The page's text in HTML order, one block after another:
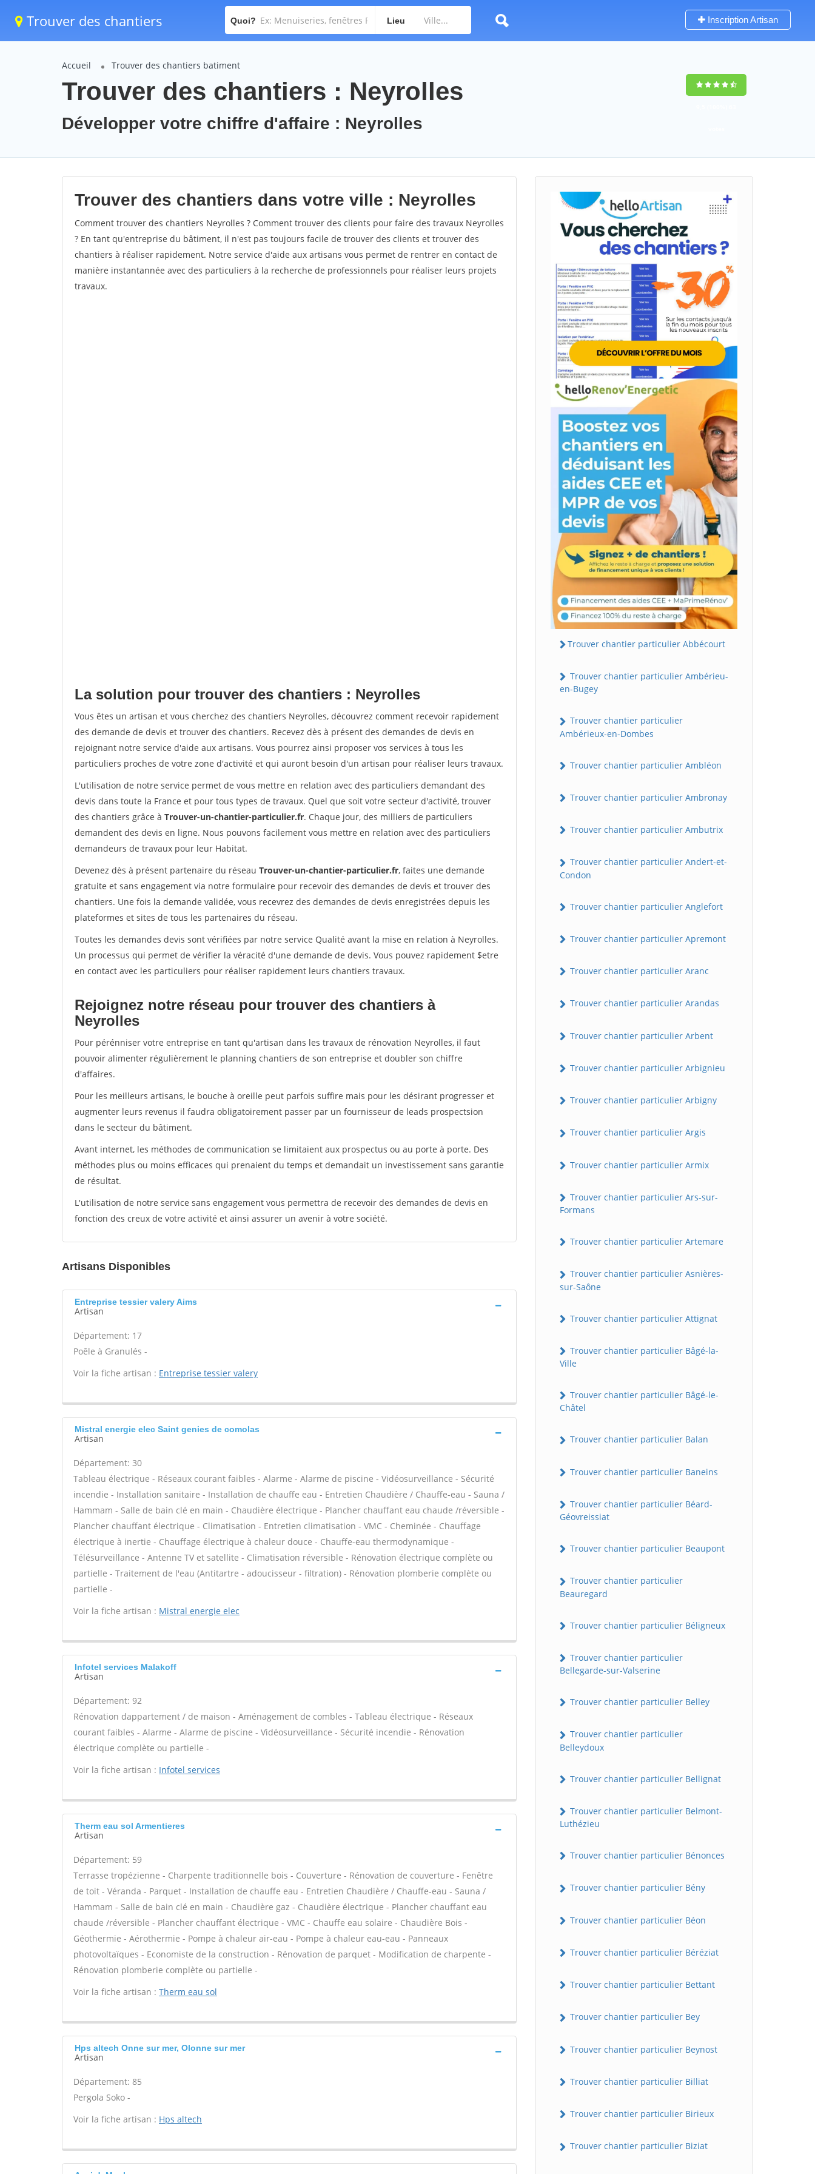
Trouver des chantiers Quoi? Lieu Inscription Artisan
Accueil Trouver des chantiers batiment
Trouver des chantiers : Neyrolles
Développer votre chiffre d'affaire : Neyrolles
Trouver des chantiers dans votre ville : Neyrolles
Comment trouver des chantiers Neyrolles ? Comment trouver des clients pour faire des travaux Neyrolles
? En tant qu'entreprise du bâtiment, il n'est pas toujours facile de trouver des clients et trouver des
chantiers à réaliser rapidement. Notre service d'aide aux artisans vous permet de rentrer en contact de
manière instantannée avec des particuliers à la recherche de professionnels pour réaliser leurs projets
travaux.
La solution pour trouver des chantiers : Neyrolles
Vous êtes un artisan et vous cherchez des chantiers Neyrolles, découvrez comment recevoir rapidement
des demande de devis et trouver des chantiers. Recevez dès à présent des demandes de devis en
rejoignant notre service d'aide aux artisans. Vous pourrez ainsi proposer vos services à tous les
particuliers proches de votre zone d'activité et qui auront besoin d'un artisan pour réaliser leurs travaux.
L'utilisation de notre service permet de vous mettre en relation avec des particuliers demandant des
devis dans toute la France et pour tous types de travaux. Quel que soit votre secteur d'activité, trouver
des chantiers grâce à Trouver-un-chantier-particulier.fr. Chaque jour, des milliers de particuliers
demandent des devis en ligne. Nous pouvons facilement vous mettre en relation avec des particuliers
demandeurs de travaux pour leur Habitat.
Devenez dès à présent partenaire du réseau Trouver-un-chantier-particulier.fr, faites une demande
gratuite et sans engagement via notre formulaire pour recevoir des demandes de devis et trouver des
chantiers. Une fois la demande validée, vous recevrez des demandes de devis enregistrées depuis les
plateformes et sites de tous les partenaires du réseau.
Toutes les demandes devis sont vérifiées par notre service Qualité avant la mise en relation à Neyrolles.
Un processus qui permet de vérifier la véracité d'une demande de devis. Vous pouvez rapidement $etre
en contact avec les particuliers pour réaliser rapidement leurs chantiers travaux.
Rejoignez notre réseau pour trouver des chantiers à
Neyrolles
Pour pérénniser votre entreprise en tant qu'artisan dans les travaux de rénovation Neyrolles, il faut
pouvoir alimenter régulièrement le planning chantiers de son entreprise et doubler son chiffre
d'affaires.
Pour les meilleurs artisans, le bouche à oreille peut parfois suffire mais pour les désirant progresser et
augmenter leurs revenus il faudra obligatoirement passer par un fournisseur de leads prospectsion
dans le secteur du bâtiment.
Avant internet, les méthodes de communication se limitaient aux prospectus ou au porte à porte. Des
méthodes plus ou moins efficaces qui prenaient du temps et demandait un investissement sans garantie
de résultat.
L'utilisation de notre service sans engagement vous permettra de recevoir des demandes de devis en
fonction des creux de votre activité et ainsi assurer un avenir à votre société.
Artisans Disponibles
Entreprise tessier valery Aims
Artisan
Département: 17
Poêle à Granulés -
Voir la fiche artisan : Entreprise tessier valery
Mistral energie elec Saint genies de comolas
Artisan
Département: 30
Tableau électrique - Réseaux courant faibles - Alarme - Alarme de piscine - Vidéosurveillance - Sécurité
incendie - Installation sanitaire - Installation de chauffe eau - Entretien Chaudière / Chauffe-eau - Sauna /
Hammam - Salle de bain clé en main - Chaudière électrique - Plancher chauffant eau chaude /réversible -
Plancher chauffant électrique - Climatisation - Entretien climatisation - VMC - Cheminée - Chauffage
électrique à inertie - Chauffage électrique à chaleur douce - Chauffe-eau thermodynamique -
Télésurveillance - Antenne TV et satellite - Climatisation réversible - Rénovation électrique complète ou
partielle - Traitement de l'eau (Antitartre - adoucisseur - filtration) - Rénovation plomberie complète ou
partielle -
Voir la fiche artisan : Mistral energie elec
Infotel services Malakoff
Artisan
Département: 92
Rénovation dappartement / de maison - Aménagement de combles - Tableau électrique - Réseaux
courant faibles - Alarme - Alarme de piscine - Vidéosurveillance - Sécurité incendie - Rénovation
électrique complète ou partielle -
Voir la fiche artisan : Infotel services
Therm eau sol Armentieres
Artisan
Département: 59
Terrasse tropézienne - Charpente traditionnelle bois - Couverture - Rénovation de couverture - Fenêtre
de toit - Véranda - Parquet - Installation de chauffe eau - Entretien Chaudière / Chauffe-eau - Sauna /
Hammam - Salle de bain clé en main - Chaudière gaz - Chaudière électrique - Plancher chauffant eau
chaude /réversible - Plancher chauffant électrique - VMC - Chauffe eau solaire - Chaudière Bois -
Géothermie - Aérothermie - Pompe à chaleur air-eau - Pompe à chaleur eau-eau - Panneaux
photovoltaïques - Economiste de la construction - Rénovation de parquet - Modification de charpente -
Rénovation plomberie complète ou partielle -
Voir la fiche artisan : Therm eau sol
Hps altech Onne sur mer, Olonne sur mer
Artisan
Département: 85
Pergola Soko -
Voir la fiche artisan : Hps altech
Trouver chantier particulier Abbécourt
Trouver chantier particulier Ambérieu-
en-Bugey
Trouver chantier particulier
Ambérieux-en-Dombes
Trouver chantier particulier Ambléon
Trouver chantier particulier Ambronay
Trouver chantier particulier Ambutrix
Trouver chantier particulier Andert-et-
Condon
Trouver chantier particulier Anglefort
Trouver chantier particulier Apremont
Trouver chantier particulier Aranc
Trouver chantier particulier Arandas
Trouver chantier particulier Arbent
Trouver chantier particulier Arbignieu
Trouver chantier particulier Arbigny
Trouver chantier particulier Argis
Trouver chantier particulier Armix
Trouver chantier particulier Ars-sur-
Formans
Trouver chantier particulier Artemare
Trouver chantier particulier Asnières-
sur-Saône
Trouver chantier particulier Attignat
Trouver chantier particulier Bâgé-la-
Ville
Trouver chantier particulier Bâgé-le-
Châtel
Trouver chantier particulier Balan
Trouver chantier particulier Baneins
Trouver chantier particulier Béard-
Géovreissiat
Trouver chantier particulier Beaupont
Trouver chantier particulier
Beauregard
Trouver chantier particulier Béligneux
Trouver chantier particulier
Bellegarde-sur-Valserine
Trouver chantier particulier Belley
Trouver chantier particulier
Belleydoux
Trouver chantier particulier Bellignat
Trouver chantier particulier Belmont-
Luthézieu
Trouver chantier particulier Bénonces
Trouver chantier particulier Bény
Trouver chantier particulier Béon
Trouver chantier particulier Béréziat
Trouver chantier particulier Bettant
Trouver chantier particulier Bey
Trouver chantier particulier Beynost
Trouver chantier particulier Billiat
Trouver chantier particulier Birieux
Trouver chantier particulier Biziat